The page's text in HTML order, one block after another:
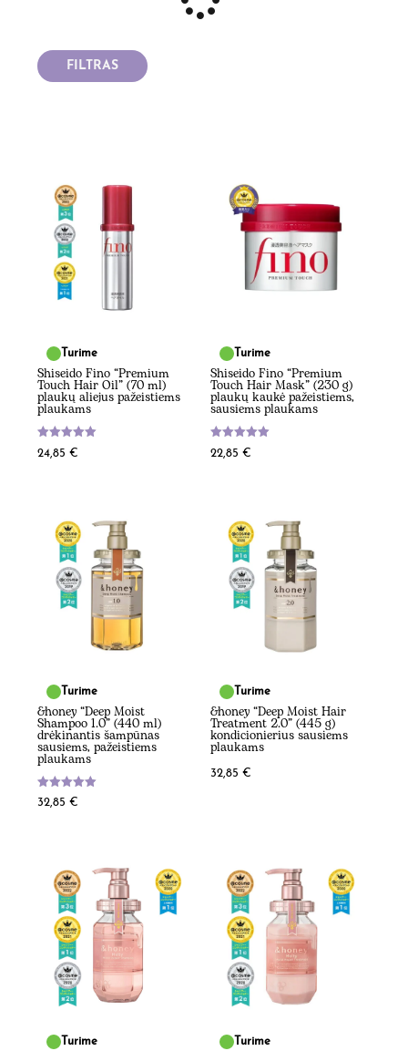
FILTRAS
Turime
Shiseido Fino “Premium
Touch Hair Oil” (70 ml)
plaukų aliejus pažeistiems
plaukams
Įvertinimas:
5.00
24,85€
Turime
Shiseido Fino “Premium
Touch Hair Mask” (230 g)
plaukų kaukė pažeistiems,
sausiems plaukams
Įvertinimas:
5.00
22,85€
Turime
&honey “Deep Moist
Shampoo 1.0” (440 ml)
drėkinantis šampūnas
sausiems, pažeistiems
plaukams
Įvertinimas:
5.00
32,85€
Turime
&honey “Deep Moist Hair
Treatment 2.0” (445 g)
kondicionierius sausiems
plaukams
32,85€
Turime Turime